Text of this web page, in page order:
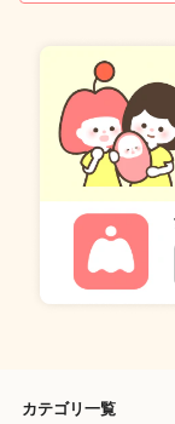
カテゴリ一覧